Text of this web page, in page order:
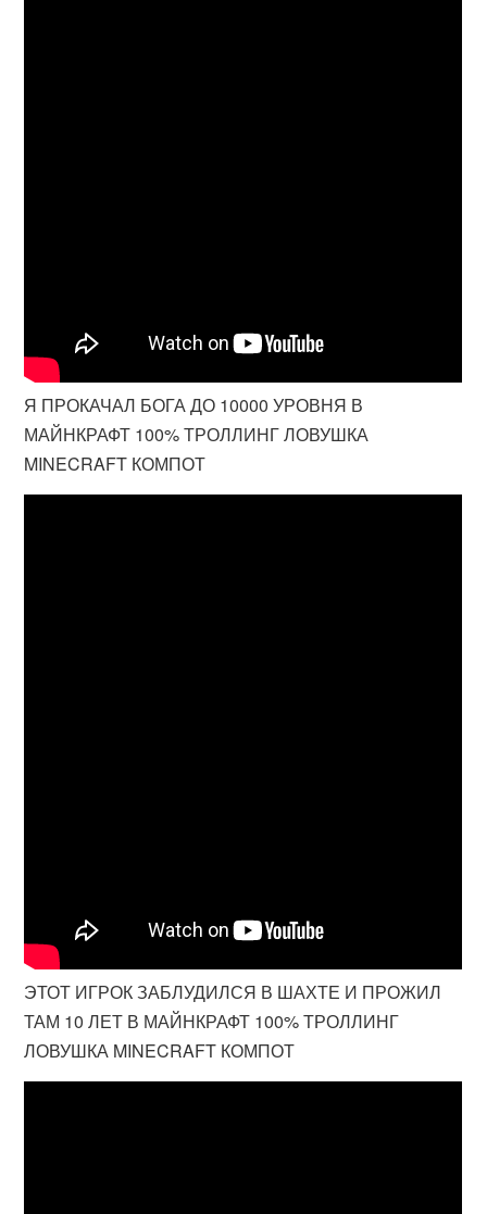
Я ПРОКАЧАЛ БОГА ДО 10000 УРОВНЯ В
МАЙНКРАФТ 100% ТРОЛЛИНГ ЛОВУШКА
MINECRAFT КОМПОТ
ЭТОТ ИГРОК ЗАБЛУДИЛСЯ В ШАХТЕ И ПРОЖИЛ
ТАМ 10 ЛЕТ В МАЙНКРАФТ 100% ТРОЛЛИНГ
ЛОВУШКА MINECRAFT КОМПОТ